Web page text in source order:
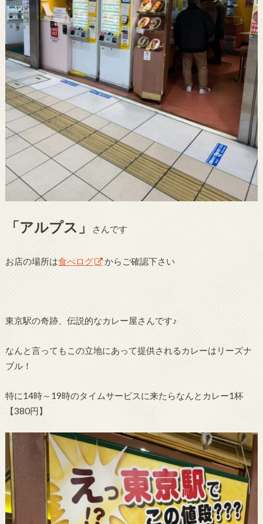
「アルプス」 さんです
お店の場所は食べログ からご確認下さい
東京駅の奇跡、伝説的なカレー屋さんです♪
なんと言ってもこの立地にあって提供されるカレーはリーズナ
ブル！
特に14時～19時のタイムサービスに来たらなんとカレー1杯
【380円】